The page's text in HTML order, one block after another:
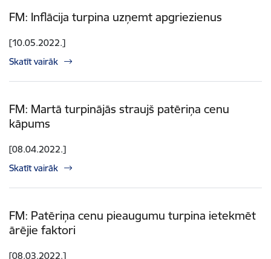
FM: Inflācija turpina uzņemt apgriezienus
[10.05.2022.]
Skatīt vairāk
FM: Martā turpinājās straujš patēriņa cenu
kāpums
[08.04.2022.]
Skatīt vairāk
FM: Patēriņa cenu pieaugumu turpina ietekmēt
ārējie faktori
[08.03.2022.]